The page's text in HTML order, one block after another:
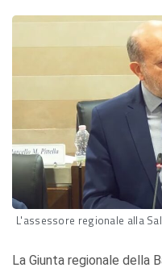
L'assessore regionale alla
La Giunta regionale della